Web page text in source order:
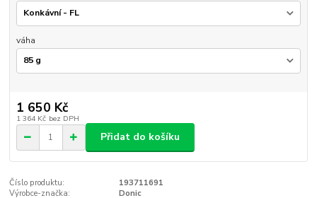
váha
1 650 Kč
1 364 Kč bez DPH
Přidat do košíku
Číslo produktu:
193711691
Výrobce-značka:
Donic